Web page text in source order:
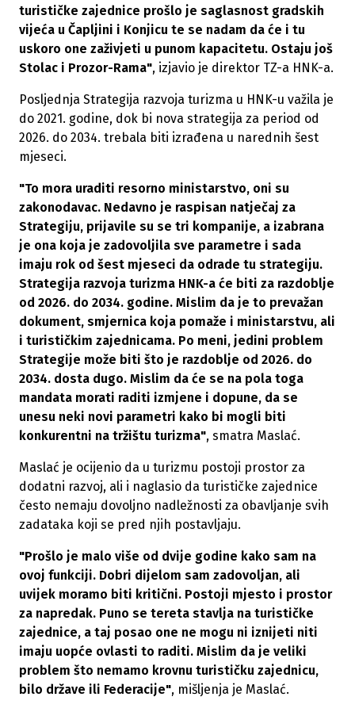
turističke zajednice prošlo je saglasnost gradskih
vijeća u Čapljini i Konjicu te se nadam da će i tu
uskoro one zaživjeti u punom kapacitetu. Ostaju još
Stolac i Prozor-Rama", izjavio je direktor TZ-a HNK-a.
Posljednja Strategija razvoja turizma u HNK-u važila je
do 2021. godine, dok bi nova strategija za period od
2026. do 2034. trebala biti izrađena u narednih šest
mjeseci.
"To mora uraditi resorno ministarstvo, oni su
zakonodavac. Nedavno je raspisan natječaj za
Strategiju, prijavile su se tri kompanije, a izabrana
je ona koja je zadovoljila sve parametre i sada
imaju rok od šest mjeseci da odrade tu strategiju.
Strategija razvoja turizma HNK-a će biti za razdoblje
od 2026. do 2034. godine. Mislim da je to prevažan
dokument, smjernica koja pomaže i ministarstvu, ali
i turističkim zajednicama. Po meni, jedini problem
Strategije može biti što je razdoblje od 2026. do
2034. dosta dugo. Mislim da će se na pola toga
mandata morati raditi izmjene i dopune, da se
unesu neki novi parametri kako bi mogli biti
konkurentni na tržištu turizma", smatra Maslać.
Maslać je ocijenio da u turizmu postoji prostor za
dodatni razvoj, ali i naglasio da turističke zajednice
često nemaju dovoljno nadležnosti za obavljanje svih
zadataka koji se pred njih postavljaju.
"Prošlo je malo više od dvije godine kako sam na
ovoj funkciji. Dobri dijelom sam zadovoljan, ali
uvijek moramo biti kritični. Postoji mjesto i prostor
za napredak. Puno se tereta stavlja na turističke
zajednice, a taj posao one ne mogu ni iznijeti niti
imaju uopće ovlasti to raditi. Mislim da je veliki
problem što nemamo krovnu turističku zajednicu,
bilo države ili Federacije", mišljenja je Maslać.